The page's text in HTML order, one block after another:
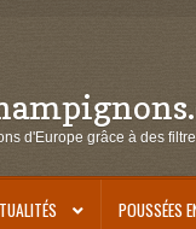
d'Europe grâce à des
POUSSÉES